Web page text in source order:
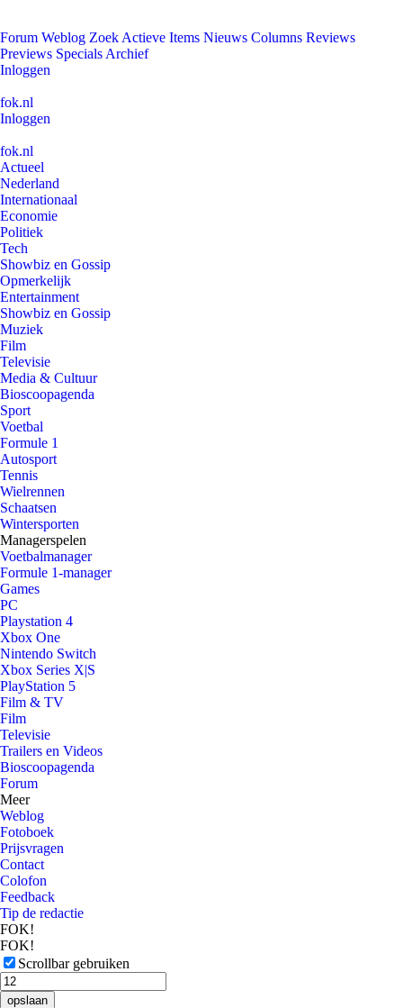
Forum Weblog Zoek Actieve Items Nieuws Columns Reviews
Previews Specials Archief
Inloggen
fok.nl
Inloggen
fok.nl
Actueel
Nederland
Internationaal
Economie
Politiek
Tech
Showbiz en Gossip
Opmerkelijk
Entertainment
Showbiz en Gossip
Muziek
Film
Televisie
Media & Cultuur
Bioscoopagenda
Sport
Voetbal
Formule 1
Autosport
Tennis
Wielrennen
Schaatsen
Wintersporten
Managerspelen
Voetbalmanager
Formule 1-manager
Games
PC
Playstation 4
Xbox One
Nintendo Switch
Xbox Series X|S
PlayStation 5
Film & TV
Film
Televisie
Trailers en Videos
Bioscoopagenda
Forum
Meer
Weblog
Fotoboek
Prijsvragen
Contact
Colofon
Feedback
Tip de redactie
FOK!
FOK!
Scrollbar gebruiken
opslaan